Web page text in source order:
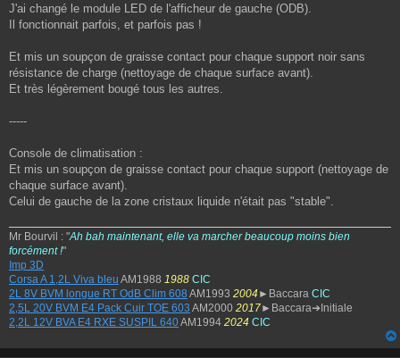
J'ai changé le module LED de l'afficheur de gauche (ODB).
Il fonctionnait parfois, et parfois pas !
Et mis un soupçon de graisse contact pour chaque support noir sans
résistance de charge (nettoyage de chaque surface avant).
Et très légèrement bougé tous les autres.
-----
Console de climatisation :
Et mis un soupçon de graisse contact pour chaque support (nettoyage de
chaque surface avant).
Celui de gauche de la zone cristaux liquide n'était pas "stable".
Mr Bourvil : "Ah bah maintenant, elle va marcher beaucoup moins bien
forcément !"
Imp 3D
Corsa A 1,2L Viva bleu AM1988 1988 CIC
2L 8V BVM longue RT OdB Clim 608 AM1993 2004 ►Baccara CIC
2,5L 20V BVM E4 Pack Cuir TOE 603 AM2000 2017►Baccara➔Initiale
2,2L 12V BVA E4 RXE SUSPIL 640AM1994 2024 CIC